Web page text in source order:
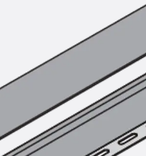
Montageschiene
Montageschiene
Zurück
Spezialschrauben
Zurück